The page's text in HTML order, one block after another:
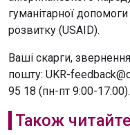
гуманітарної
розвитку (USAID).
Ваші скарги,
пошту: UKR-
95 18 (пн-пт 9:00-17:00).
Також читайте